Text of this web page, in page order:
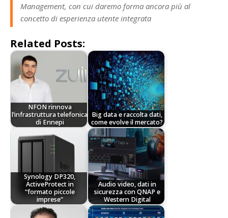
Management, con cui daremo forma ancora più al
concetto di esperienza utente integrata
Related Posts:
NFON rinnova
l’infrastruttura telefonica
di Ennepi
Big data e raccolta dati,
come evolve il mercato?
Synology DP320,
ActiveProtect in
“formato piccole
imprese”
Audio video, dati in
sicurezza con QNAP e
Western Digital